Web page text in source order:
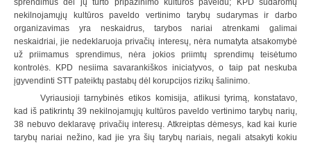
sprendimus dėl jų turto pripažinimo kultūros paveldu; KPD sudaromų
nekilnojamųjų kultūros paveldo vertinimo tarybų sudarymas ir darbo
organizavimas yra neskaidrus, tarybos nariai atrenkami galimai
neskaidriai, jie nedeklaruoja privačių interesų, nėra numatyta atsakomybė
už priimamus sprendimus, nėra jokios priimtų sprendimų teisėtumo
kontrolės. KPD nesiima savarankiškos iniciatyvos, o taip pat neskuba
įgyvendinti STT pateiktų pastabų dėl korupcijos rizikų šalinimo.
Vyriausioji tarnybinės etikos komisija, atlikusi tyrimą, konstatavo,
kad iš patikrintų 39 nekilnojamųjų kultūros paveldo vertinimo tarybų narių,
38 nebuvo deklaravę privačių interesų. Atkreiptas dėmesys, kad kai kurie
tarybų nariai nežino, kad jie yra šių tarybų nariais, negali atsakyti kokiu